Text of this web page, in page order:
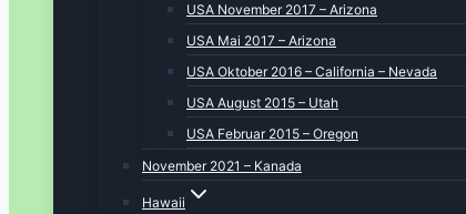
USA November 2017 – Arizona
USA Mai 2017 – Arizona
USA Oktober 2016 – California – Nevada
USA August 2015 – Utah
USA Februar 2015 – Oregon
November 2021 – Kanada
Hawaii